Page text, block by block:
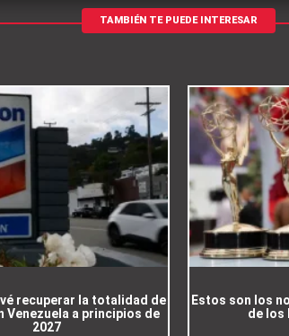
TAMBIÉN TE PUEDE INTERESAR
recuperar la totalidad de
Venezuela a principios de
2027
Estos son los
de los